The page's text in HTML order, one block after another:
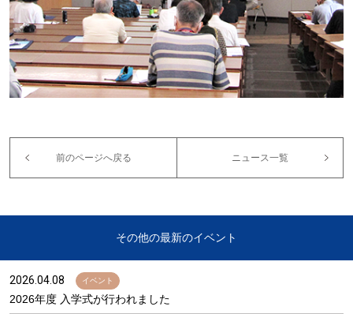
前のページへ戻る ニュース一覧
その他の最新のイベント
2026.04.08 イベント
2026年度 入学式が行われました